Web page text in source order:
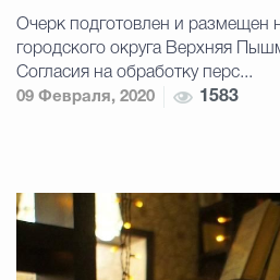
Очерк подготовлен и размещен
городского округа Верхняя
Согласия на обработку перс...
09 Февраля, 2020
1583